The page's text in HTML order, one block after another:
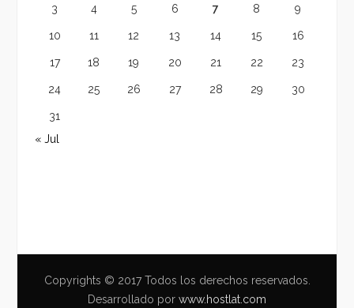
3 4 5 6 7 8 9
10 11 12 13 14 15 16
17 18 19 20 21 22 23
24 25 26 27 28 29 30
31
« Jul
Copyrights © 2017 Todos los derechos reservados.
Desarrollado por www.hostlat.com